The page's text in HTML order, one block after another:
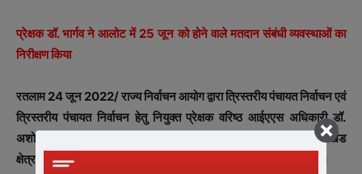
प्रेक्षक डॉ. भार्गव ने आलोट में 25 जून को होने वाले मतदान संबंधी व्यवस्थाओं का
निरीक्षण किया
रतलाम 24 जून 2022/ राज्य निर्वाचन आयोग द्वारा त्रिस्तरीय पंचायत निर्वाचन एवं
त्रिस्तरीय पंचायत निर्वाचन हेतु नियुक्त प्रेक्षक वरिष्ठ आईएएस अधिकारी डॉ.
अशोक भार्गव ने त्रिस्तरीय पंचायत निर्वाचन के तहत जिले के आलोट विकासखंड
क्षेत्र में 25 जून को होने वाले मतदान से संबंधित व्यवस्थाओं का निरीक्षण किया।